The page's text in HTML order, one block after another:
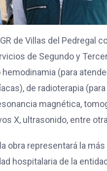
de Villas del Pedregal
de Segundo y
(para
de radioterapia
magnética,
X, ultrasonido, entre
obra representará la más
hospitalaria de la